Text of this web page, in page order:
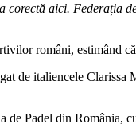
aici.
români, estimând
de italiencele
Padel din România,